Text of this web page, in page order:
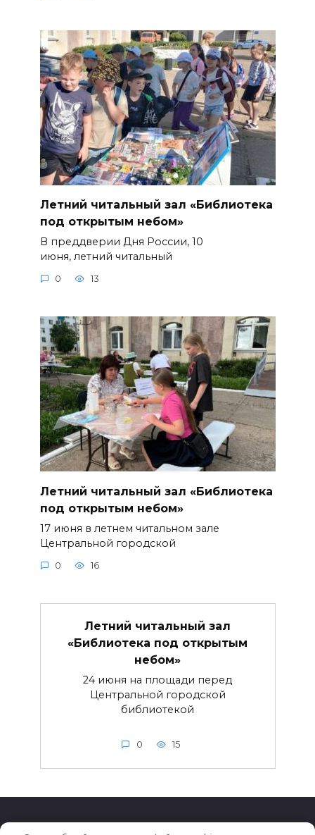
Летний читальный зал «Библиотека
под открытым небом»
В преддверии Дня России, 10
июня, летний читальный
0 13
Летний читальный зал «Библиотека
под открытым небом»
17 июня в летнем читальном зале
Центральной городской
0 16
Летний читальный зал
«Библиотека под открытым
небом»
24 июня на площади перед
Центральной городской
библиотекой
0 15